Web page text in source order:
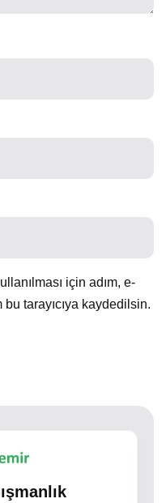
için adım, e-
tarayıcıya kaydedilsin.